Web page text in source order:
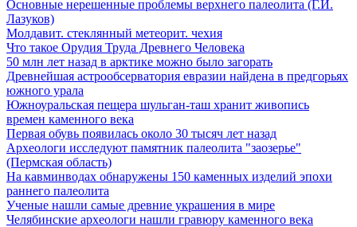
Основные нерешенные проблемы верхнего палеолита (Г.И.
Лазуков)
Молдавит. стеклянный метеорит. чехия
Что такое Орудия Труда Древнего Человека
50 млн лет назад в арктике можно было загорать
Древнейшая астрообсерватория евразии найдена в предгорьях
южного урала
Южноуральская пещера шульган-таш хранит живопись
времен каменного века
Первая обувь появилась около 30 тысяч лет назад
Археологи исследуют памятник палеолита "заозерье"
(Пермская область)
На кавминводах обнаружены 150 каменных изделий эпохи
раннего палеолита
Ученые нашли самые древние украшения в мире
Челябинские археологи нашли гравюру каменного века